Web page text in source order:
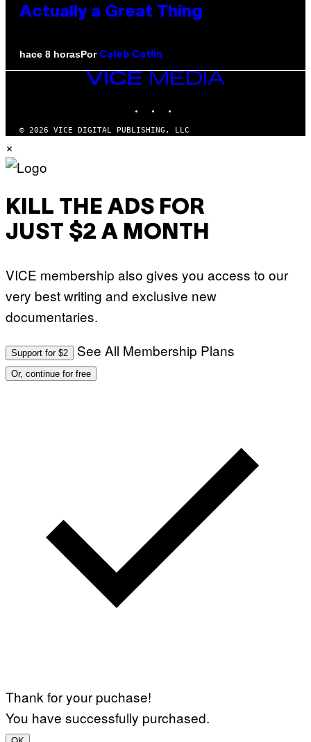
Actually a Great Thing
hace 8 horasPor Caleb Catlin
VICE
MEDIA
© 2026 VICE DIGITAL PUBLISHING, LLC
×
KILL THE ADS FOR
JUST $2 A MONTH
VICE membership also gives you access to our
very best writing and exclusive new
documentaries.
Support for $2 See All Membership Plans
Or, continue for free
Thank for your puchase!
You have successfully purchased.